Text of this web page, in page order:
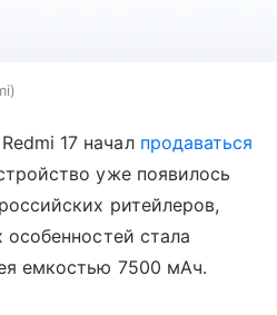
Redmi 17 начал продаваться
уже появилось
ритейлеров,
особенностей стала
емкостью 7500 мАч.